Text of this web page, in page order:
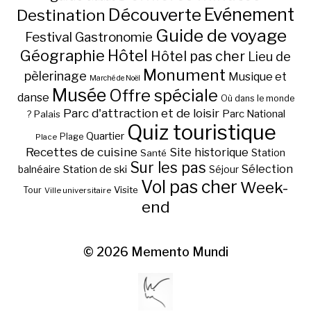
Destination Découverte Evénement
Festival Gastronomie Guide de voyage
Géographie Hôtel Hôtel pas cher Lieu de
pèlerinage Marché de Noël Monument Musique et
danse Musée Offre spéciale Où dans le monde
? Palais Parc d'attraction et de loisir Parc National
Place Plage Quartier Quiz touristique
Recettes de cuisine Santé Site historique Station
balnéaire Station de ski Sur les pas Séjour Sélection
Tour Ville universitaire Visite Vol pas cher Week-
end
© 2026 Memento Mundi